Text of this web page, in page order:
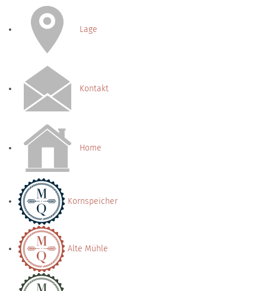
Lage
Kontakt
Home
Kornspeicher
Alte Mühle